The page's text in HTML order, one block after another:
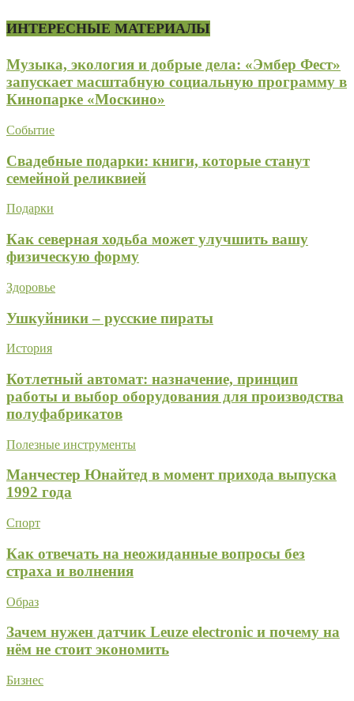
ИНТЕРЕСНЫЕ МАТЕРИАЛЫ
Музыка, экология и добрые дела: «Эмбер Фест»
запускает масштабную социальную программу в
Кинопарке «Москино»
Событие
Свадебные подарки: книги, которые станут
семейной реликвией
Подарки
Как северная ходьба может улучшить вашу
физическую форму
Здоровье
Ушкуйники – русские пираты
История
Котлетный автомат: назначение, принцип
работы и выбор оборудования для производства
полуфабрикатов
Полезные инструменты
Манчестер Юнайтед в момент прихода выпуска
1992 года
Спорт
Как отвечать на неожиданные вопросы без
страха и волнения
Образ
Зачем нужен датчик Leuze electronic и почему на
нём не стоит экономить
Бизнес